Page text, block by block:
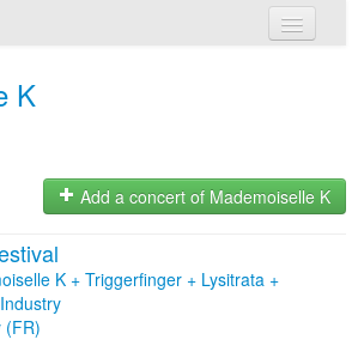
K
Add a concert of Mademoiselle K
K + Triggerfinger + Lysitrata +
(FR)